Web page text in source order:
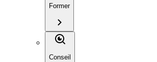
Former
Conseil